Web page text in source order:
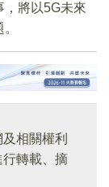
，將以5G未來
相關權利
行轉載、摘